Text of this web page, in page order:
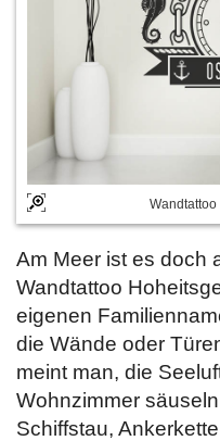
Am Meer ist es doch
Wandtattoo
eigenen
die Wände oder
meint man, die
Wohnzimmer
Schiffstau,